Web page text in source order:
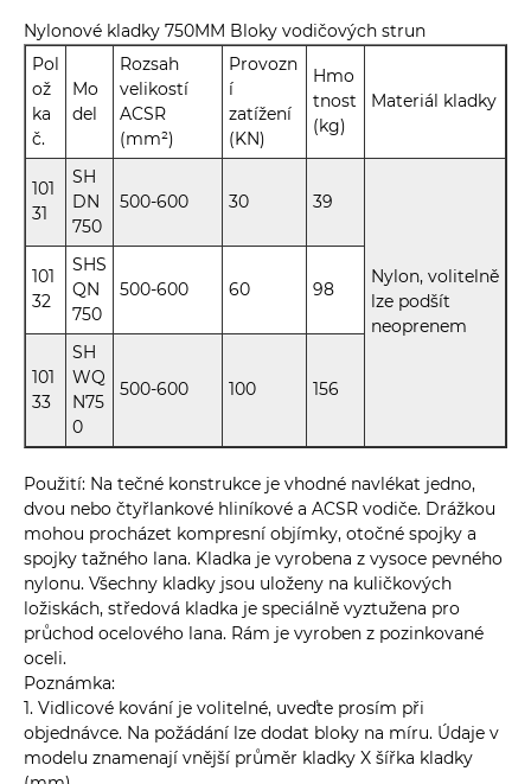
Nylonové kladky 750MM Bloky vodičových strun
Pol
ož
ka
č.
Mo
del
Rozsah
velikostí
ACSR
(mm²)
Provozn
í
zatížení
(KN)
Hmo
tnost
(kg)
Materiál kladky
101
31
SH
DN
750
500-600 30 39
Nylon, volitelně
lze podšít
neoprenem
101
32
SHS
QN
750
500-600 60 98
101
33
SH
WQ
N75
0
500-600 100 156
Použití: Na tečné konstrukce je vhodné navlékat jedno,
dvou nebo čtyřlankové hliníkové a ACSR vodiče. Drážkou
mohou procházet kompresní objímky, otočné spojky a
spojky tažného lana. Kladka je vyrobena z vysoce pevného
nylonu. Všechny kladky jsou uloženy na kuličkových
ložiskách, středová kladka je speciálně vyztužena pro
průchod ocelového lana. Rám je vyroben z pozinkované
oceli.
Poznámka:
1. Vidlicové kování je volitelné, uveďte prosím při
objednávce. Na požádání lze dodat bloky na míru. Údaje v
modelu znamenají vnější průměr kladky X šířka kladky